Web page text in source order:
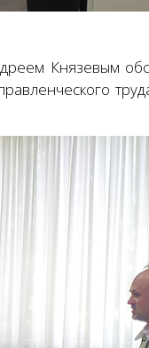
Князевым